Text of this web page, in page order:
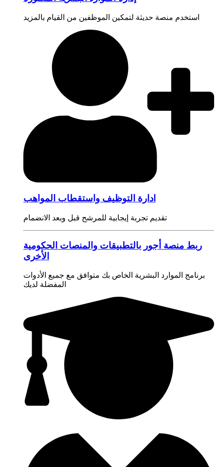
استخدم منصة حديثة لتمكين الموظفين من القيام بالمزيد
ادارة التوظيف واستقطاب المواهب
تقديم تجربة إيجابية للمرشح قبل وبعد الانضمام
ربط منصة أجور بالتطبيقات والمنصات الحكومية
الأخرى
برنامج الموارد البشرية الخاص بك متوافق مع جميع الأدوات
المفضلة لديك